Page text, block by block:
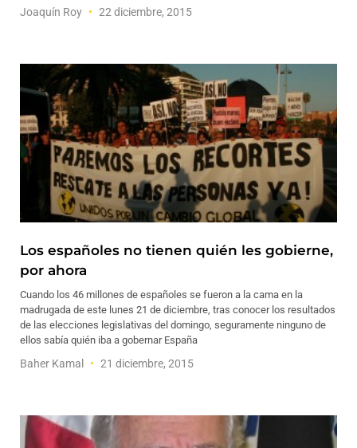
Joaquín Roy 22 diciembre, 2015
Los españoles no tienen quién les gobierne,
por ahora
Cuando los 46 millones de españoles se fueron a la cama en la
madrugada de este lunes 21 de diciembre, tras conocer los resultados
de las elecciones legislativas del domingo, seguramente ninguno de
ellos sabía quién iba a gobernar España
Baher Kamal 21 diciembre, 2015